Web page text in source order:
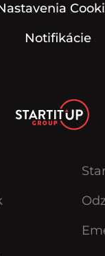
Notifikácie